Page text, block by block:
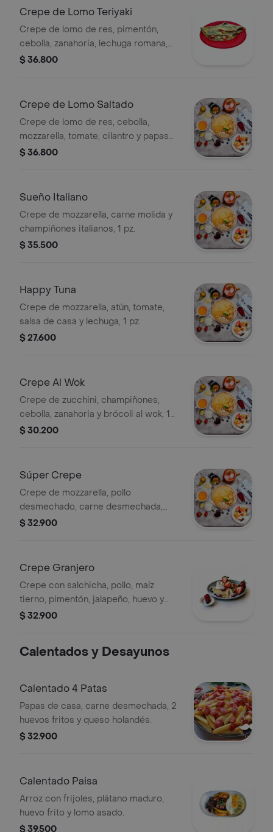
Crepe de Lomo Teriyaki
Crepe de lomo de res, pimentón,
cebolla, zanahoria, lechuga romana,
mozzarella y salsa teriyaki de casa, 1
$ 36.800
Crepe de Lomo Saltado
Crepe de lomo de res, cebolla,
mozzarella, tomate, cilantro y papas
de casa, 1 pz.
$ 36.800
Sueño Italiano
Crepe de mozzarella, carne molida y
champiñones italianos, 1 pz.
$ 35.500
Happy Tuna
Crepe de mozzarella, atún, tomate,
salsa de casa y lechuga, 1 pz.
$ 27.600
Crepe Al Wok
Crepe de zucchini, champiñones,
cebolla, zanahoria y brócoli al wok, 1
pz.
$ 30.200
Súper Crepe
Crepe de mozzarella, pollo
desmechado, carne desmechada,
jamón, champiñones, lechuga y hogao,
$ 32.900
Crepe Granjero
Crepe con salchicha, pollo, maíz
tierno, pimentón, jalapeño, huevo y
queso siete cueros.
$ 32.900
Calentados y Desayunos
Calentado 4 Patas
Papas de casa, carne desmechada, 2
huevos fritos y queso holandés.
$ 32.900
Calentado Paisa
Arroz con frijoles, plátano maduro,
huevo frito y lomo asado.
$ 39.500